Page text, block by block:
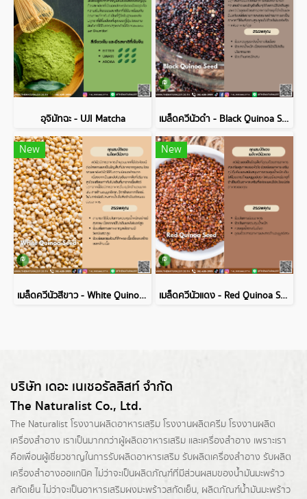
อุจิมัทฉะ - UJI Matcha เมล็ดควีนัวดำ - Black Quinoa Seed
New
เมล็ดควีนัวสีขาว - White Quinoa Seed
New
เมล็ดควีนัวแดง - Red Quinoa Seed
บริษัท เดอะ เนเชอรัลลิสท์ จำกัด
The Naturalist Co., Ltd.
The Naturalist โรงงานผลิตอาหารเสริม โรงงานผลิตครีม โรงงานผลิต
เครื่องสำอาง เราเป็นมากกว่าผู้ผลิตอาหารเสริม และเครื่องสำอาง เพราะเรา
คือเพื่อนผู้เชี่ยวชาญในการรับผลิตอาหารเสริม รับผลิตเครื่องสำอาง รับผลิต
เครื่องสำอางออแกนิค ไม่ว่าจะเป็นผลิตภัณฑ์ที่มีส่วนผสมของน้ำมันมะพร้าว
สกัดเย็น ไม่ว่าจะเป็นอาหารเสริมผงมะพร้าวสกัดเย็น, ผลิตภัณฑ์น้ำมันมะพร้าว